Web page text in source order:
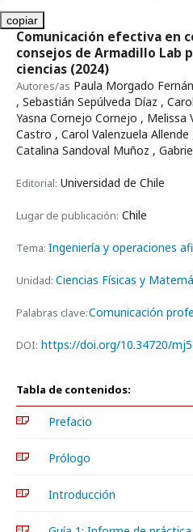
copiar
Comunicación efectiva en
consejos de Armadillo Lab
ciencias (2024)
Autores/as Paula Morgado
, Sebastián Sepúlveda Díaz ,
Yasna Cornejo Cornejo , Melissa
Castro , Carol Valenzuela
Catalina Sandoval Muñoz ,
Editorial: Universidad de Chile
Lugar de publicación: Chile
Tema: Ingeniería y operaciones
Unidad: Ciencias Físicas y
Palabras clave:Comunicación
DOI: https://doi.org/10.34720/
Tabla de contenidos:
Prefacio
Prólogo
Introducción